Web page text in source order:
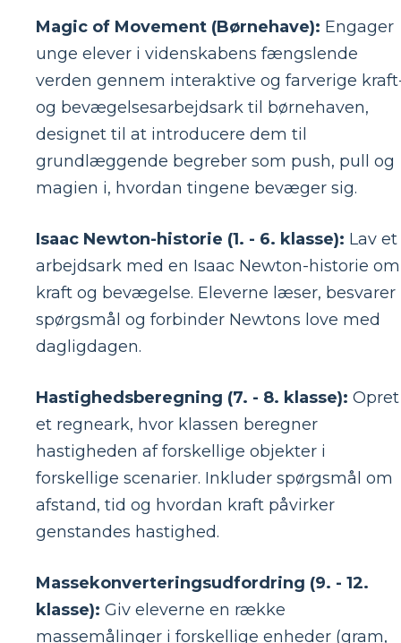
Magic of Movement (Børnehave): Engager
unge elever i videnskabens fængslende
verden gennem interaktive og farverige
og bevægelsesarbejdsark til børnehaven,
designet til at introducere dem til
grundlæggende begreber som push, pull og
magien i, hvordan tingene bevæger sig.
Isaac Newton-historie (1. - 6. klasse): Lav et
arbejdsark med en Isaac Newton-historie om
kraft og bevægelse. Eleverne læser, besvarer
spørgsmål og forbinder Newtons love med
dagligdagen.
Hastighedsberegning (7. - 8. klasse): Opret
et regneark, hvor klassen beregner
hastigheden af ​​forskellige objekter i
forskellige scenarier. Inkluder spørgsmål om
afstand, tid og hvordan kraft påvirker
genstandes hastighed.
Massekonverteringsudfordring (9. - 12.
klasse): Giv eleverne en række
massemålinger i forskellige enheder (gram,